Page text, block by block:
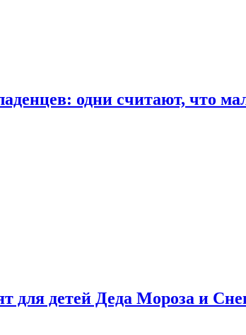
одни считают, что
для детей Деда Мороза и